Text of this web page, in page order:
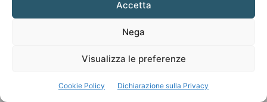
Accetta
Nega
Visualizza le preferenze
Cookie Policy Dichiarazione sulla Privacy